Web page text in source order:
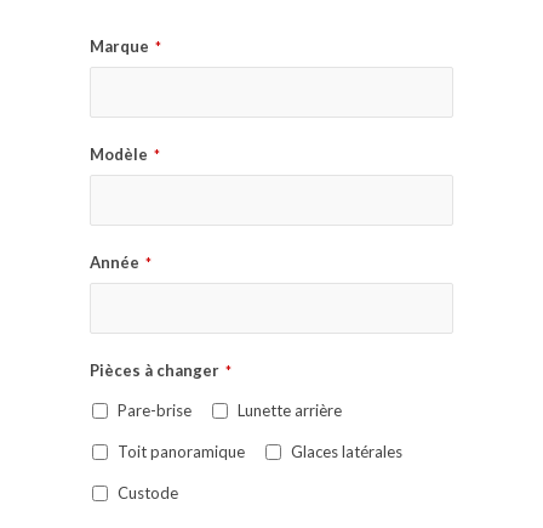
Marque *
Modèle *
Année *
Pièces à changer *
Pare-brise Lunette arrière
Toit panoramique Glaces latérales
Custode